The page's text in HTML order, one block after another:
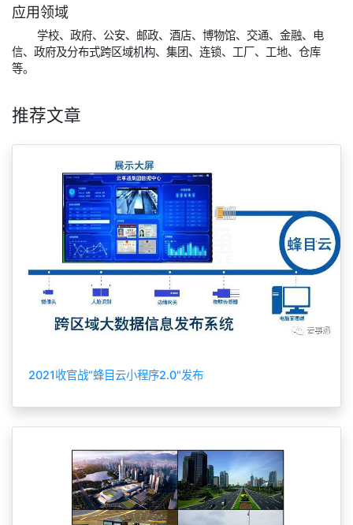
应用领域
学校、政府、公安、邮政、酒店、博物馆、交通、金融、电
信、政府及分布式跨区域机构、集团、连锁、工厂、工地、仓库
等。
推荐文章
2021收官战“蜂目云小程序2.0"发布